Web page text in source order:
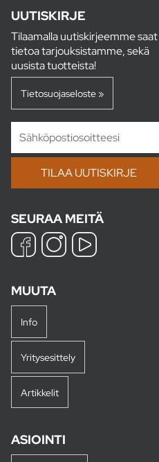
UUTISKIRJE
Tilaamalla uutiskirjeemme saat
tietoa tarjouksistamme, sekä
uusista tuotteista!
Tietosuojaseloste »
SEURAA MEITÄ
MUUTA
Info
Yritysesittely
Artikkelit
ASIOINTI